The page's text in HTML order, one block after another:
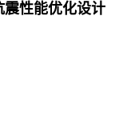
性能优化设计